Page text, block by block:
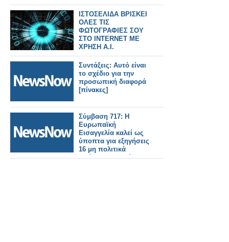
ΙΣΤΟΣΕΛΙΔΑ ΒΡΙΣΚΕΙ
ΟΛΕΣ ΤΙΣ
ΦΩΤΟΓΡΑΦΙΕΣ ΣΟΥ
ΣΤΟ INTERNET ΜΕ
ΧΡΗΣΗ Α.Ι.
Συντάξεις: Αυτό είναι
το σχέδιο για την
προσωπική διαφορά
[πίνακες]
Σύμβαση 717: Η
Ευρωπαϊκή
Εισαγγελία καλεί ως
ύποπτα για εξηγήσεις
16 μη πολιτικά
πρόσωπα - Τι είπε ο